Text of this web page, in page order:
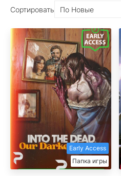
Сортировать По Новые
Папка игры
Early Access